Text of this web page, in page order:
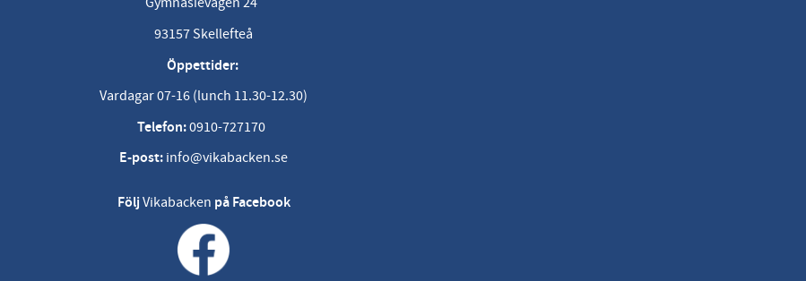
93157 Skellefteå
Öppettider:
Vardagar 07-16 (lunch 11.30-12.30)
Telefon:0910-727170
E-post: info@vikabacken.se
FöljVikabacken på Facebook